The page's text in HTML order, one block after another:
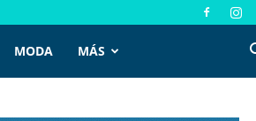
MODA MÁS